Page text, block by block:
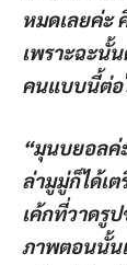
หมดเลยค่ะ
เพราะฉะนั้
คนแบบนี้ต่อ
“มุนบยอลค่
ล่ามูมู่ก็ได้เ
เค้กที่วาดรู
ภาพตอนนั้น